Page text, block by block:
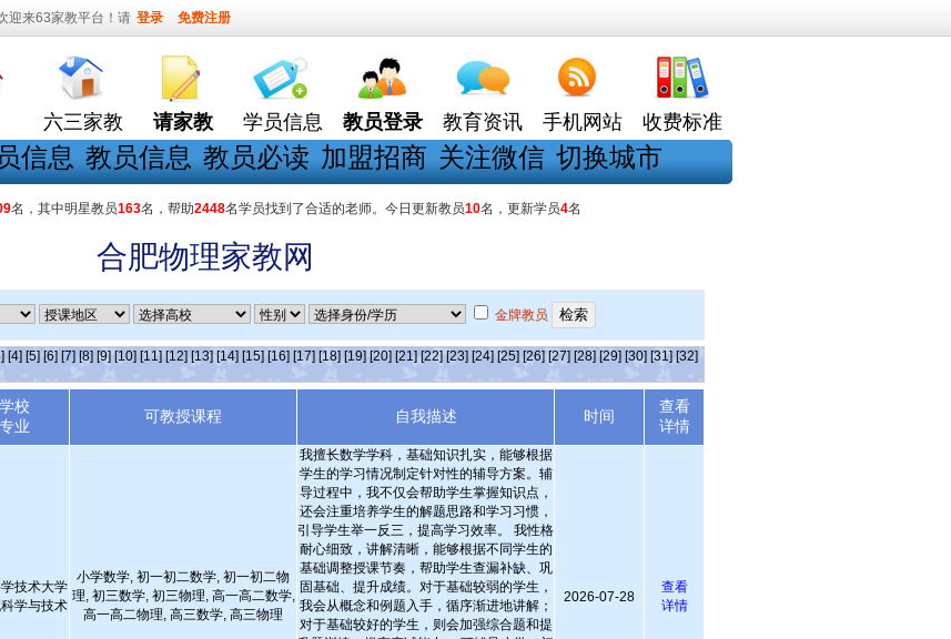
迎来63家教平台！请 登录 免费注册
六三家教 请家教 学员信息 教员登录 教育资讯 手机网站 收费标准
信息 教员信息 教员必读 加盟招商 关注微信 切换城市
名，其中明星教员163名，帮助2448名学员找到了合适的老师。今日更新教员10名，更新学员4名
合肥物理家教网
金牌教员
[4] [5] [6] [7] [8] [9] [10] [11] [12] [13] [14] [15] [16] [17] [18] [19] [20] [21] [22] [23] [24] [25] [26] [27] [28] [29] [30] [31] [32]
学校
专业
可教授课程 自我描述 时间
查看
详情
技术大学
学与技术
小学数学, 初一初二数学, 初一初二物
理, 初三数学, 初三物理, 高一高二数学,
高一高二物理, 高三数学, 高三物理
我擅长数学学科，基础知识扎实，能够根据
学生的学习情况制定针对性的辅导方案。辅
导过程中，我不仅会帮助学生掌握知识点，
还会注重培养学生的解题思路和学习习惯，
引导学生举一反三，提高学习效率。 我性格
耐心细致，讲解清晰，能够根据不同学生的
基础调整授课节奏，帮助学生查漏补缺、巩
固基础、提升成绩。对于基础较弱的学生，
我会从概念和例题入手，循序渐进地讲解；
对于基础较好的学生，则会加强综合题和提
2026-07-28
查看
详情